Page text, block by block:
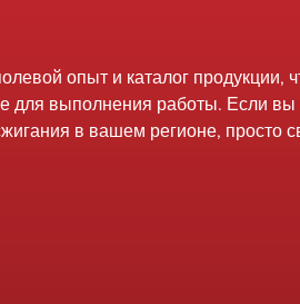
опыт и каталог продукции,
для выполнения работы. Если
в вашем регионе, просто